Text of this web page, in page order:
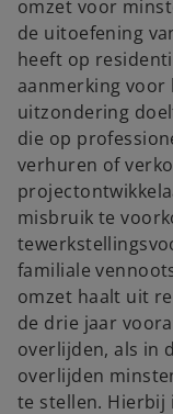
omzet voor
de uitoefening
heeft op
aanmerking voor
uitzondering
die op
verhuren of
misbruik te
familiale
omzet haalt uit
de drie jaar
overlijden, als in
overlijden
te stellen. Hierbij